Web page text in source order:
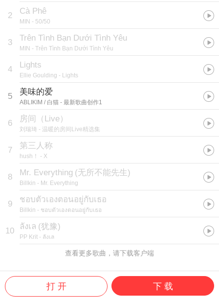
2 Cà Phê
MIN - 50/50
3 Trên Tình Bạn Dưới Tình Yêu
MIN - Trên Tình Bạn Dưới Tình Yêu
4 Lights
Ellie Goulding - Lights
5 美味的爱
ABLIKIM / 白猫 - 最新歌曲创作1
6 房间（Live）
刘瑞琦 - 温暖的房间Live精选集
7 第三人称
hush！ - X
8 Mr. Everything (无所不能先生)
Billkin - Mr. Everything
9 ชอบตัวเองตอนอยู่กับเธอ
Billkin - ชอบตัวเองตอนอยู่กับเธอ
10 ลังเล (犹豫)
PP Krit - ลังเล
查看更多歌曲，请下载客户端
打 开 下 载